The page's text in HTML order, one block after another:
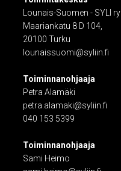
Lounais-Suomen - SYLI ry
Maariankatu 8 D 104,
20100 Turku
lounaissuomi@syliin.fi
Toiminnanohjaaja
Petra Alamäki
petra.alamaki@syliin.fi
040 153 5399
Toiminnanohjaaja
Sami Heimo